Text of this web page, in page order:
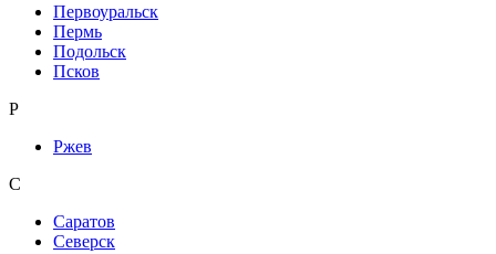
Первоуральск
Пермь
Подольск
Псков
Р
Ржев
С
Саратов
Северск